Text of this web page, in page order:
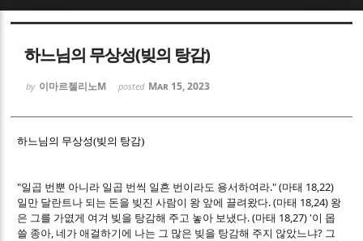
하느님의 무상성(빚의 탕감)
by 이마르첼리노M posted Mar 15, 2023
하느님의 무상성(빚의 탕감)
"일곱 번뿐 아니라 일곱 번씩 일흔 번이라도 용서하여라." (마태 18,22)
일만 달란트나 되는 돈을 빚진 사람이 왕 앞에 끌려왔다. (마태 18,24) 왕
은 그를 가엾게 여겨 빚을 탕감해 주고 놓아 보냈다. (마태 18,27) '이 몹
쓸 종아,네가 애걸하기에 나는 그 많은 빚을 탕감해 주지 않았느냐? 그
Sketchbook5, 스케치북5
Sketchbook5, 스케치북5
Sketchbook5, 스케치북5
Sketchbook5, 스케치북5